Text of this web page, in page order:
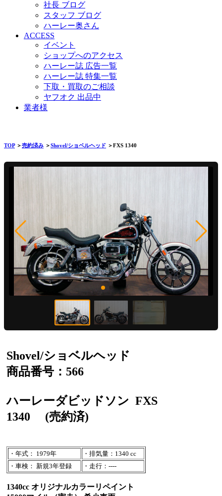
社長 ブログ
スタッフ ブログ
ハーレー奥さん
ACCESS
イベント
ショップへのアクセス
ハーレー誌 広告一覧
ハーレー誌 特集一覧
下取・買取のご相談
ヤフオク 出品中
業者様
TOP＞売約済み ＞Shovel/ショベルヘッド ＞FXS 1340
Shovel/ショベルヘッド
商品番号：566
ハーレーダビッドソン FXS
1340
(売約済)
・年式： 1979年
・排気量：1340 cc
・車検： 新規3年登録
・走行：----
1340cc オリジナルカラーリペイント